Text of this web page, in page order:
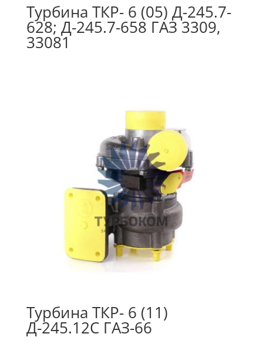
Турбина ТКР- 6 (05) Д-245.7-
628; Д-245.7-658 ГАЗ 3309,
33081
Турбина ТКР- 6 (11)
Д-245.12С ГАЗ-66